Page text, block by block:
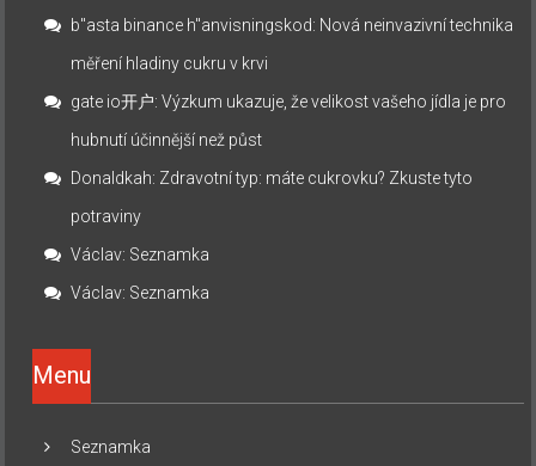
b"asta binance h"anvisningskod: Nová neinvazivní technika
měření hladiny cukru v krvi
gate io开户:Výzkum ukazuje, že velikost vašeho jídla je pro
hubnutí účinnější než půst
Donaldkah: Zdravotní typ: máte cukrovku? Zkuste tyto
potraviny
Václav: Seznamka
Václav: Seznamka
Menu
Seznamka